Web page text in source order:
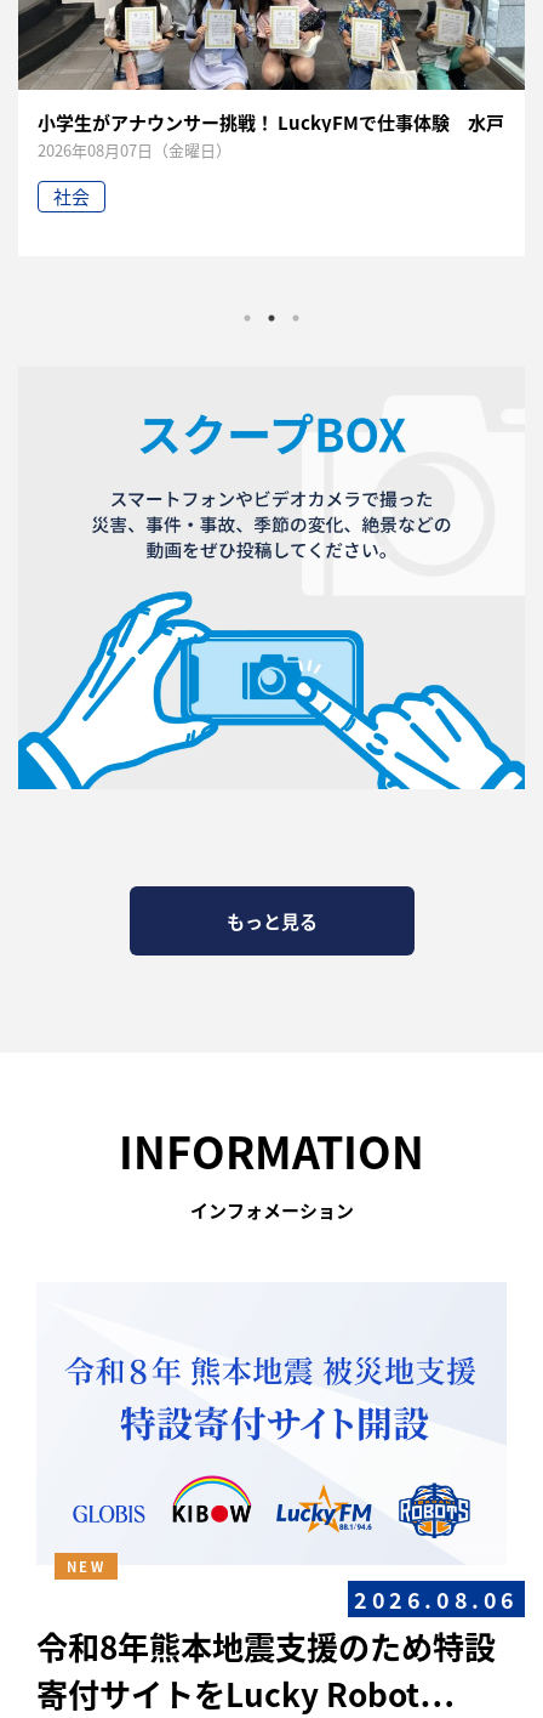
小学生がアナウンサー挑戦！ LuckyFMで仕事体験 水戸
2026年08月07日（金曜日）
社会
もっと見る
INFORMATION
インフォメーション
NEW
2026.08.06
令和8年熊本地震支援のため特設
寄付サイトをLucky Robot…